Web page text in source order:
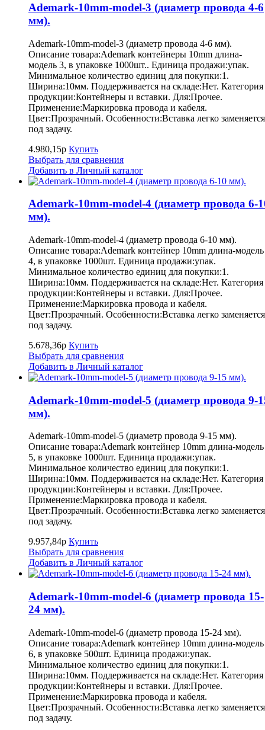
Ademark-10mm-model-3 (диаметр провода 4-6
мм).
Ademark-10mm-model-3 (диаметр провода 4-6 мм).
Описание товара:Ademark контейнеры 10mm длина-
модель 3, в упаковке 1000шт.. Единица продажи:упак.
Минимальное количество единиц для покупки:1.
Ширина:10мм. Поддерживается на складе:Нет. Категория
продукции:Контейнеры и вставки. Для:Прочее.
Применение:Маркировка провода и кабеля.
Цвет:Прозрачный. Особенности:Вставка легко заменяется
под задачу.
4.980,15р Купить
Выбрать для сравнения
Добавить в Личный каталог
Ademark-10mm-model-4 (диаметр провода 6-
мм).
Ademark-10mm-model-4 (диаметр провода 6-10 мм).
Описание товара:Ademark контейнер 10mm длина-модель
4, в упаковке 1000шт. Единица продажи:упак.
Минимальное количество единиц для покупки:1.
Ширина:10мм. Поддерживается на складе:Нет. Категория
продукции:Контейнеры и вставки. Для:Прочее.
Применение:Маркировка провода и кабеля.
Цвет:Прозрачный. Особенности:Вставка легко заменяется
под задачу.
5.678,36р Купить
Выбрать для сравнения
Добавить в Личный каталог
Ademark-10mm-model-5 (диаметр провода 9-
мм).
Ademark-10mm-model-5 (диаметр провода 9-15 мм).
Описание товара:Ademark контейнер 10mm длина-модель
5, в упаковке 1000шт. Единица продажи:упак.
Минимальное количество единиц для покупки:1.
Ширина:10мм. Поддерживается на складе:Нет. Категория
продукции:Контейнеры и вставки. Для:Прочее.
Применение:Маркировка провода и кабеля.
Цвет:Прозрачный. Особенности:Вставка легко заменяется
под задачу.
9.957,84р Купить
Выбрать для сравнения
Добавить в Личный каталог
Ademark-10mm-model-6 (диаметр провода 15-
24 мм).
Ademark-10mm-model-6 (диаметр провода 15-24 мм).
Описание товара:Ademark контейнер 10mm длина-модель
6, в упаковке 500шт. Единица продажи:упак.
Минимальное количество единиц для покупки:1.
Ширина:10мм. Поддерживается на складе:Нет. Категория
продукции:Контейнеры и вставки. Для:Прочее.
Применение:Маркировка провода и кабеля.
Цвет:Прозрачный. Особенности:Вставка легко заменяется
под задачу.